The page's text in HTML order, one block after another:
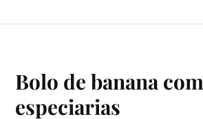
Bolo de banana com
especiarias